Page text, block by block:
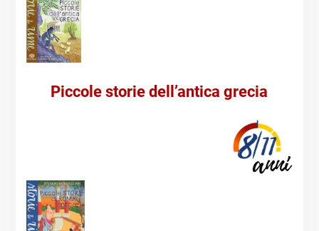
Piccole storie dell’antica grecia